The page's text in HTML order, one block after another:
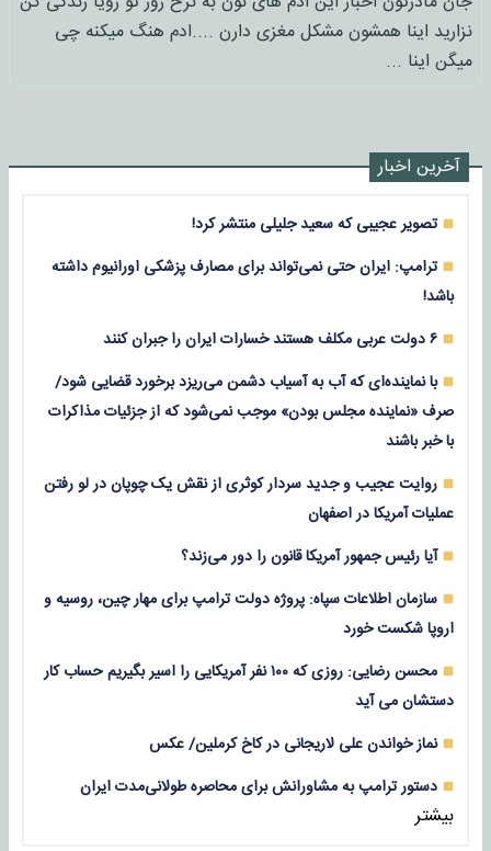
نزارید اینا همشون مشکل مغزی دارن ....ادم هنگ میکنه چی
میگن اینا ...
آخرین اخبار
تصویر عجیبی که سعید جلیلی منتشر کرد!
ترامپ: ایران حتی نمی‌تواند برای مصارف پزشکی اورانیوم داشته
باشد!
۶ دولت عربی مکلف هستند خسارات ایران را جبران کنند
با نماینده‌ای که آب به آسیاب دشمن می‌ریزد برخورد قضایی شود/
صرف «نماینده مجلس بودن» موجب نمی‌شود که از جزئیات مذاکرات
با خبر باشند
روایت عجیب و جدید سردار کوثری از نقش یک چوپان در لو رفتن
عملیات آمریکا در اصفهان
آیا رئیس جمهور آمریکا قانون را دور می‌زند؟
سازمان اطلاعات سپاه: پروژه دولت ترامپ برای مهار چین، روسیه و
اروپا شکست خورد
محسن رضایی: روزی که ۱۰۰ نفر آمریکایی را اسیر بگیریم حساب کار
دستشان می آید
نماز خواندن علی لاریجانی در کاخ کرملین/ عکس
دستور ترامپ به مشاورانش برای محاصره طولانی‌مدت ایران
بیشتر